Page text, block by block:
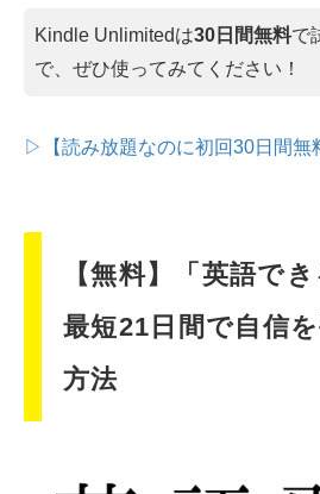
Kindle Unlimitedは30日間無料で
で、ぜひ使ってみてください！
▷【読み放題なのに初回30日間無
【無料】「英語で
最短21日間で自信
方法